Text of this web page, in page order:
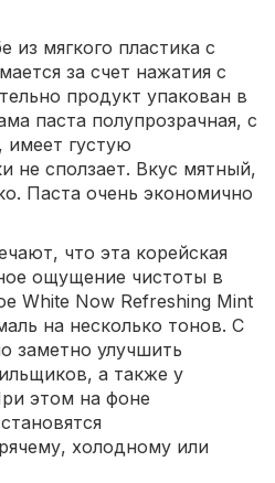
из мягкого пластика с
за счет нажатия с
продукт упакован в
паста полупрозрачная, с
имеет густую
не сползает. Вкус мятный,
Паста очень экономично
что эта корейская
ощущение чистоты в
White Now Refreshing Mint
на несколько тонов. С
заметно улучшить
а также у
этом на фоне
холодному или